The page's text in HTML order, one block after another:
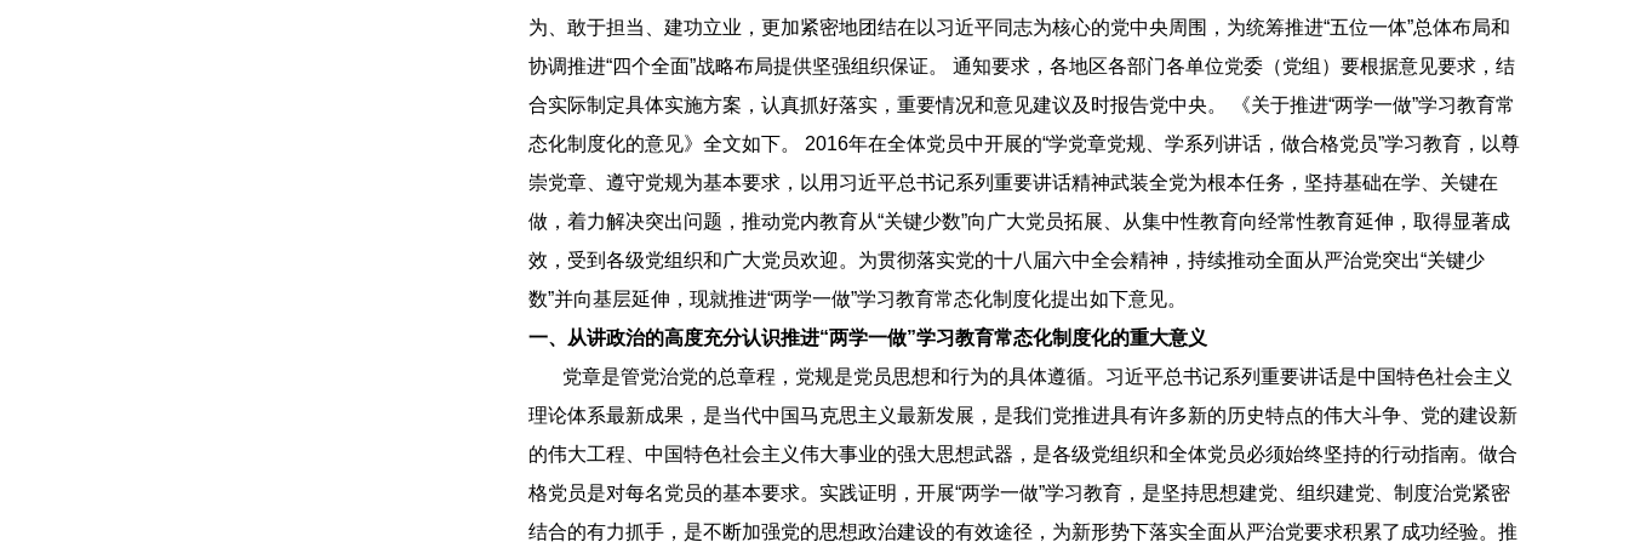
为、敢于担当、建功立业，更加紧密地团结在以习近平同志为核心的党中央周围，为统筹推进“五位一体”总体布局和
协调推进“四个全面”战略布局提供坚强组织保证。 通知要求，各地区各部门各单位党委（党组）要根据意见要求，结
合实际制定具体实施方案，认真抓好落实，重要情况和意见建议及时报告党中央。 《关于推进“两学一做”学习教育常
态化制度化的意见》全文如下。 2016年在全体党员中开展的“学党章党规、学系列讲话，做合格党员”学习教育，以尊
崇党章、遵守党规为基本要求，以用习近平总书记系列重要讲话精神武装全党为根本任务，坚持基础在学、关键在
做，着力解决突出问题，推动党内教育从“关键少数”向广大党员拓展、从集中性教育向经常性教育延伸，取得显著成
效，受到各级党组织和广大党员欢迎。为贯彻落实党的十八届六中全会精神，持续推动全面从严治党突出“关键少
数”并向基层延伸，现就推进“两学一做”学习教育常态化制度化提出如下意见。
一、从讲政治的高度充分认识推进“两学一做”学习教育常态化制度化的重大意义
党章是管党治党的总章程，党规是党员思想和行为的具体遵循。习近平总书记系列重要讲话是中国特色社会主义
理论体系最新成果，是当代中国马克思主义最新发展，是我们党推进具有许多新的历史特点的伟大斗争、党的建设新
的伟大工程、中国特色社会主义伟大事业的强大思想武器，是各级党组织和全体党员必须始终坚持的行动指南。做合
格党员是对每名党员的基本要求。实践证明，开展“两学一做”学习教育，是坚持思想建党、组织建党、制度治党紧密
结合的有力抓手，是不断加强党的思想政治建设的有效途径，为新形势下落实全面从严治党要求积累了成功经验。推